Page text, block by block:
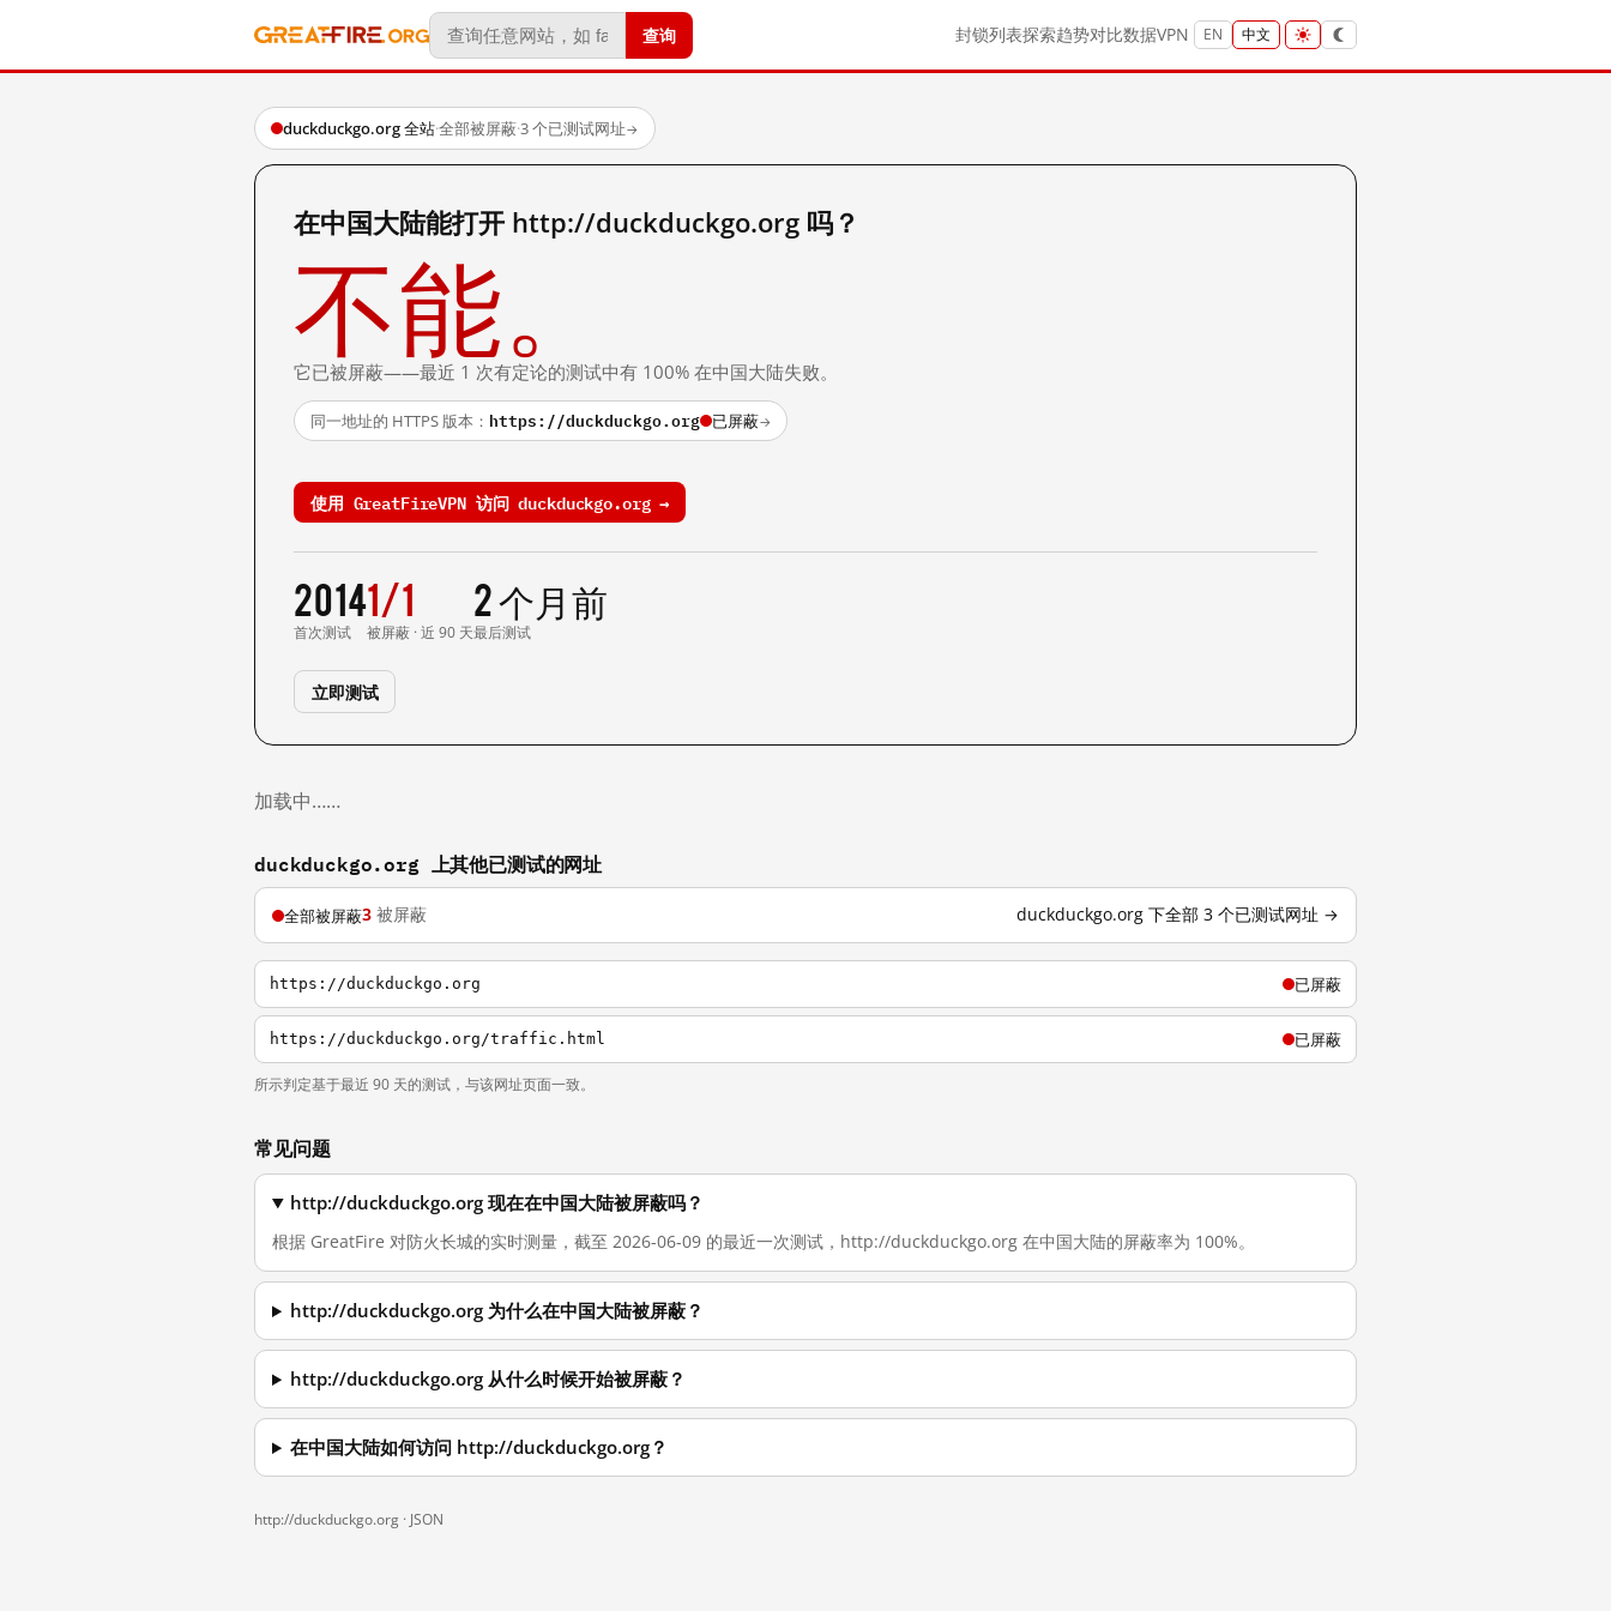
查询 封锁列表探索趋势对比数据VPN EN 中文
duckduckgo.org 全站·全部被屏蔽·3 个已测试网址→
在中国大陆能打开 http://duckduckgo.org 吗？
不能。
它已被屏蔽——最近 1 次有定论的测试中有 100% 在中国大陆失败。
同一地址的 HTTPS 版本： https://duckduckgo.org 已屏蔽→
使用 GreatFireVPN 访问 duckduckgo.org →
2014
首次测试
1/1
被屏蔽 · 近 90 天
2 个月前
最后测试
立即测试
加载中……
duckduckgo.org 上其他已测试的网址
全部被屏蔽3 被屏蔽 duckduckgo.org 下全部 3 个已测试网址 →
https://duckduckgo.org 已屏蔽
https://duckduckgo.org/traffic.html 已屏蔽
所示判定基于最近 90 天的测试，与该网址页面一致。
常见问题
http://duckduckgo.org 现在在中国大陆被屏蔽吗？
根据 GreatFire 对防火长城的实时测量，截至 2026-06-09 的最近一次测试，http://duckduckgo.org 在中国大陆的屏蔽率为 100%。
http://duckduckgo.org 为什么在中国大陆被屏蔽？
http://duckduckgo.org 从什么时候开始被屏蔽？
在中国大陆如何访问 http://duckduckgo.org？
http://duckduckgo.org · JSON